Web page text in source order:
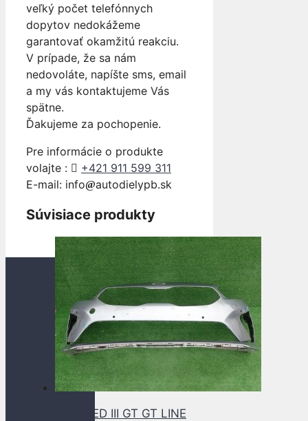
veľký počet telefónnych
dopytov nedokážeme
garantovať okamžitú reakciu.
V prípade, že sa nám
nedovoláte, napíšte sms, email
a my vás kontaktujeme Vás
spätne.
Ďakujeme za pochopenie.
Pre informácie o produkte
volajte :
+421 911 599 311
E-mail: info
autodielypb.sk
Súvisiace produkty
KIA CEED III GT GT LINE